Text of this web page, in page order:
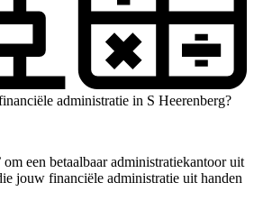
administratie in S Heerenberg?
een betaalbaar administratiekantoor uit
jouw financiële administratie uit handen